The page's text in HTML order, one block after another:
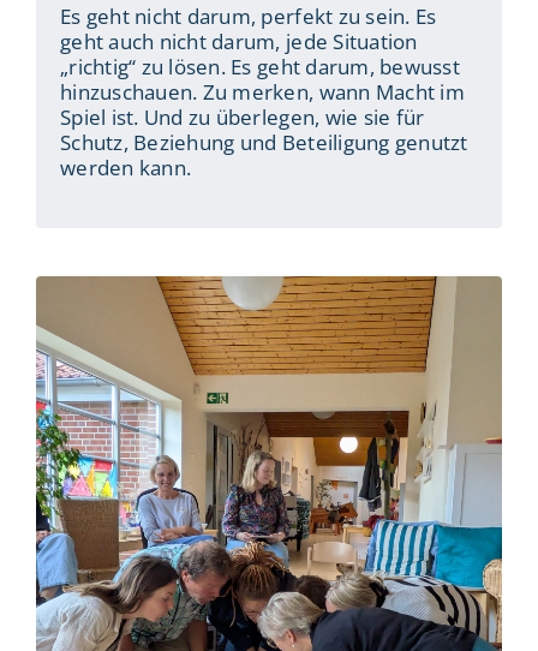
Es geht nicht darum, perfekt zu sein. Es
geht auch nicht darum, jede Situation
„richtig“ zu lösen. Es geht darum, bewusst
hinzuschauen. Zu merken, wann Macht im
Spiel ist. Und zu überlegen, wie sie für
Schutz, Beziehung und Beteiligung genutzt
werden kann.